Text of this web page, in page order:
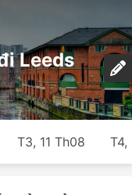
Leeds
T3, 11 Th08 T4,